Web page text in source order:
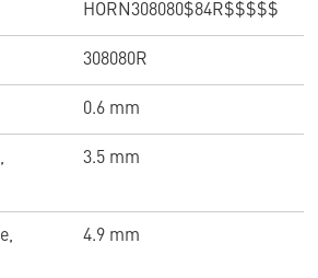
HORN308080$84R$$$$$
308080R
0.6 mm
3.5 mm
4.9 mm